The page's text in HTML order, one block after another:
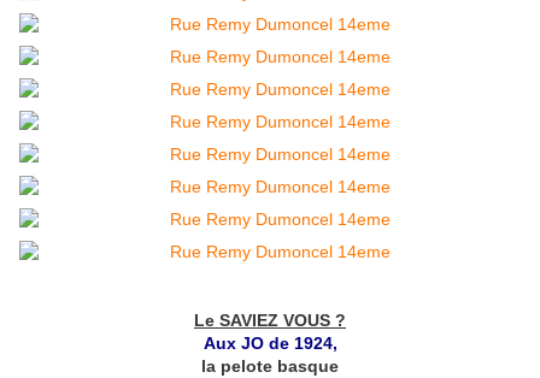
Le SAVIEZ VOUS ?
Aux JO de 1924,
la pelote basque